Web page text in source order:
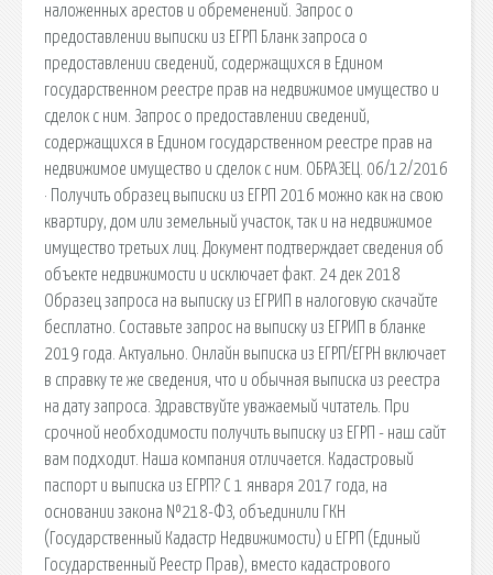
наложенных арестов и обременений. Запрос о
предоставлении выписки из ЕГРП Бланк запроса о
предоставлении сведений, содержащихся в Едином
государственном реестре прав на недвижимое имущество и
сделок с ним. Запрос о предоставлении сведений,
содержащихся в Едином государственном реестре прав на
недвижимое имущество и сделок с ним. ОБРАЗЕЦ. 06/12/2016
· Получить образец выписки из ЕГРП 2016 можно как на свою
квартиру, дом или земельный участок, так и на недвижимое
имущество третьих лиц. Документ подтверждает сведения об
объекте недвижимости и исключает факт. 24 дек 2018
Образец запроса на выписку из ЕГРИП в налоговую скачайте
бесплатно. Составьте запрос на выписку из ЕГРИП в бланке
2019 года. Актуально. Онлайн выписка из ЕГРП/ЕГРН включает
в справку те же сведения, что и обычная выписка из реестра
на дату запроса. Здравствуйте уважаемый читатель. При
срочной необходимости получить выписку из ЕГРП - наш сайт
вам подходит. Наша компания отличается. Кадастровый
паспорт и выписка из ЕГРП? С 1 января 2017 года, на
основании закона №218-ФЗ, объединили ГКН
(Государственный Кадастр Недвижимости) и ЕГРП (Единый
Государственный Реестр Прав), вместо кадастрового